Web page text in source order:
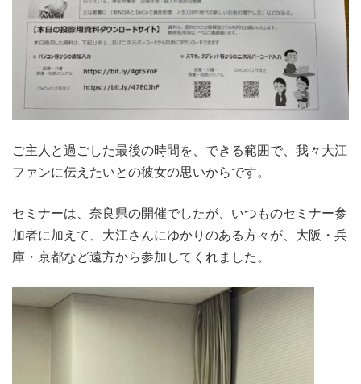
ご主人と過ごした最後の時間を、できる範囲で、我々大江
ファンに伝えたいとの彼女の思いからです。
セミナーは、奈良県の開催でしたが、いつものセミナー参
加者に加えて、大江さんにゆかりのある方々が、大阪・兵
庫・京都など遠方から参加してくれました。